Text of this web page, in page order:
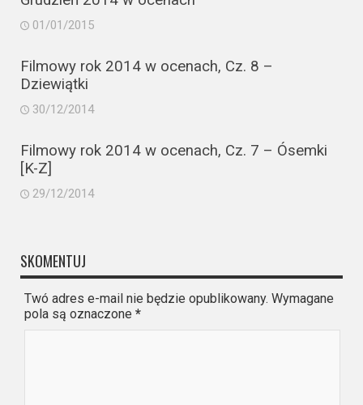
01/01/2015
Filmowy rok 2014 w ocenach, Cz. 8 –
Dziewiątki
30/12/2014
Filmowy rok 2014 w ocenach, Cz. 7 – Ósemki
[K-Z]
29/12/2014
SKOMENTUJ
Twó adres e-mail nie będzie opublikowany. Wymagane
pola są oznaczone *